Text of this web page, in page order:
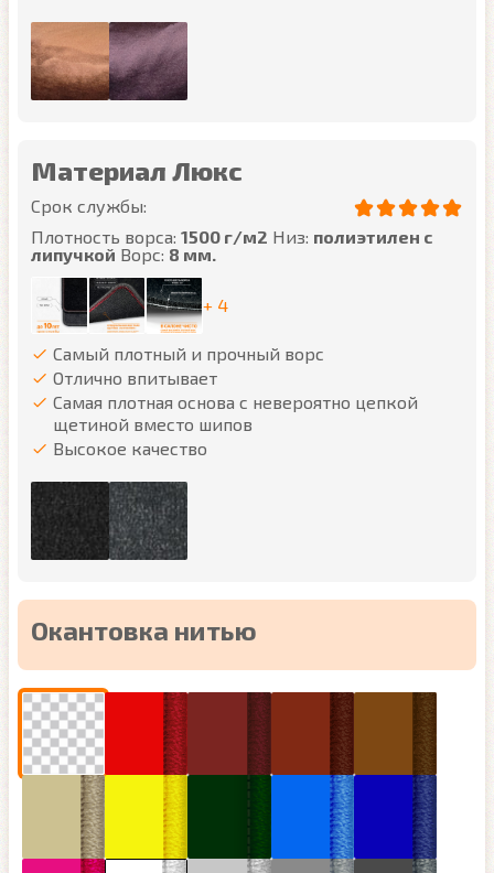
Материал Люкс
Срок службы:
Плотность ворса: 1500 г/м2 Низ: полиэтилен с
липучкой Ворс: 8 мм.
+ 4
Самый плотный и прочный ворс
Отлично впитывает
Самая плотная основа с невероятно цепкой
щетиной вместо шипов
Высокое качество
Окантовка нитью